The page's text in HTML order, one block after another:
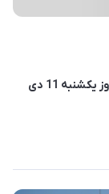
بر اساس بخشنامه جدید بورس کالا، قرار است تا از روز یکشنبه 11 دی